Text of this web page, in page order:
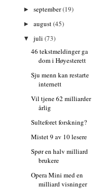
► september(19)
► august(45)
▼ juli (73)
46 tekstmeldinger ga
dom i Høyesterett
Sju menn kan restarte
internett
Vil tjene 62 milliarder
årlig
Sulteforet forskning?
Mistet 9 av 10 lesere
Spør en halv milliard
brukere
Opera Mini med en
milliard visninger